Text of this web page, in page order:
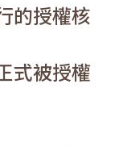
的授權核
式被授權